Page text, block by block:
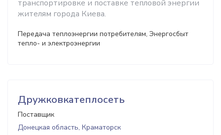
транспортировке и поставке тепловой энергии
жителям города Киева.
Передача теплоэнергии потребителям, Энергосбыт
тепло- и электроэнергии
Дружковкатеплосеть
Поставщик
Донецкая область, Краматорск